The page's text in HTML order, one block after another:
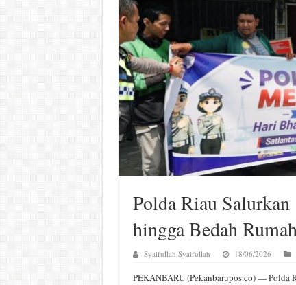
Polda Riau
hingga Bedah
Syaifullah Syaifullah 18/06/2026
PEKANBARU (Pekanbarupos.co) — Polda